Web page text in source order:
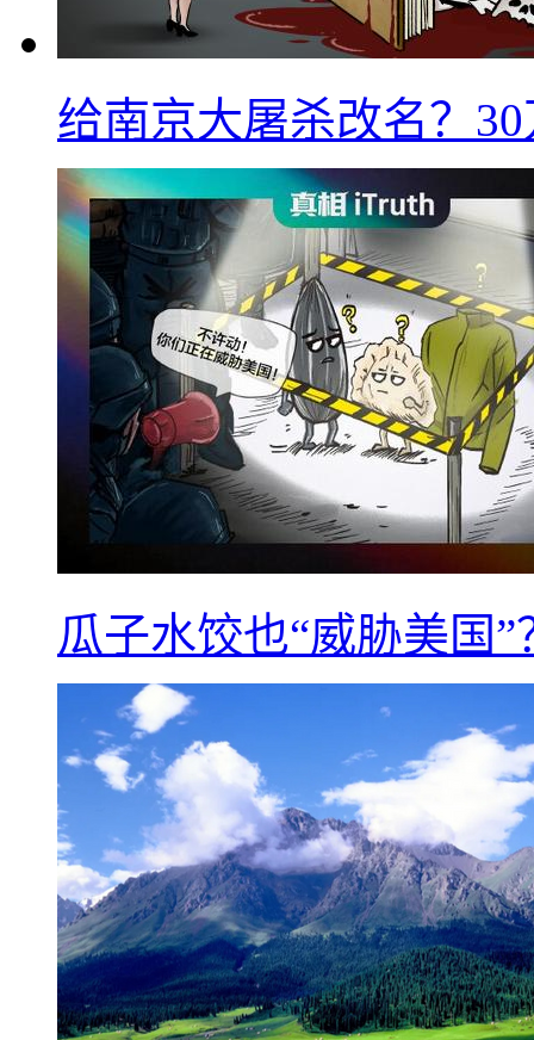
给南京大屠杀改名？
瓜子水饺也“威胁美国”